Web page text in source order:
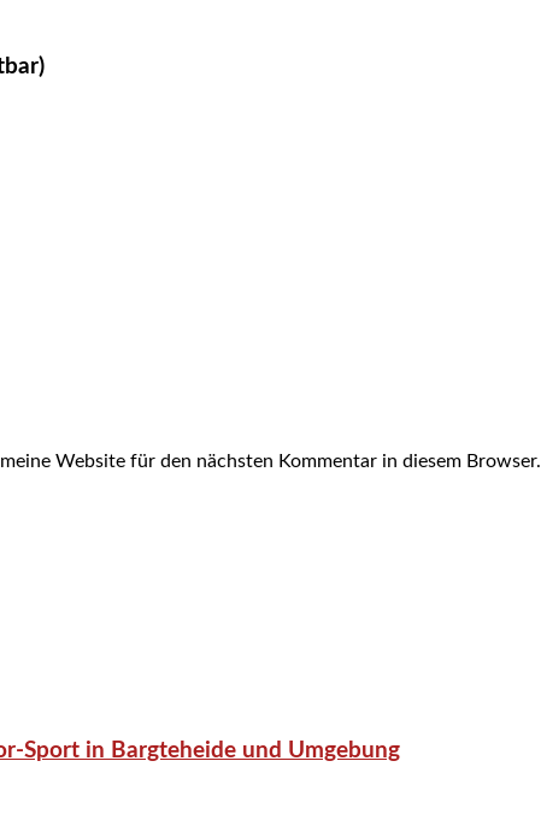
Website für den nächsten Kommentar in diesem Browser.
Sport in Bargteheide und Umgebung